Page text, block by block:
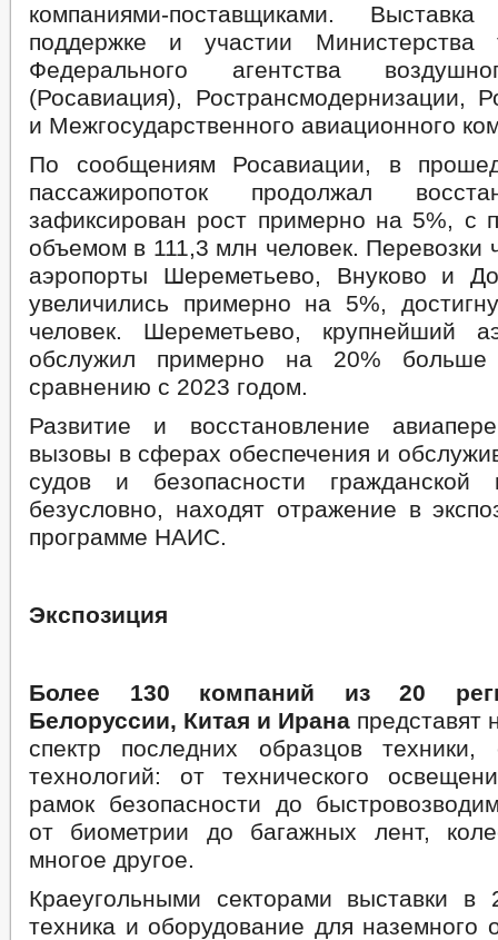
компаниями-поставщиками.
поддержке и участии Министерства
Федерального агентства
(Росавиация), Ространсмодернизации,
и Межгосударственного авиационного
По сообщениям Росавиации, в
пассажиропоток продолжал
зафиксирован рост примерно на 5%, с
объемом в 111,3 млн человек. Перевозки
аэропорты Шереметьево, Внуково и
увеличились примерно на 5%,
человек. Шереметьево, крупнейший
обслужил примерно на 20% больше
сравнению с 2023 годом.
Развитие и восстановление
вызовы в сферах обеспечения и
судов и безопасности гражданской
безусловно, находят отражение в
программе НАИС.
Экспозиция
Более 130 компаний из 20
Белоруссии, Китая и Ирана представят
спектр последних образцов техники,
технологий: от технического
рамок безопасности до
от биометрии до багажных лент,
многое другое.
Краеугольными секторами выставки в
техника и оборудование для наземного